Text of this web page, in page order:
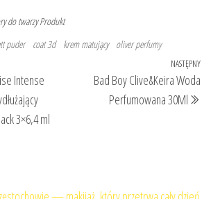
do twarzy Produkt
puder coat 3d krem matujący oliver perfumy
Intense
3×6,4 ml
NASTĘPNY
Bad Boy Clive&Keira Woda
Perfumowana 30Ml